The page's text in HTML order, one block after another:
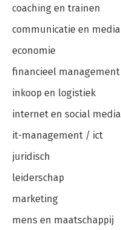
coaching en trainen
communicatie en media
economie
financieel management
inkoop en logistiek
internet en social media
it-management / ict
juridisch
leiderschap
marketing
mens en maatschappij